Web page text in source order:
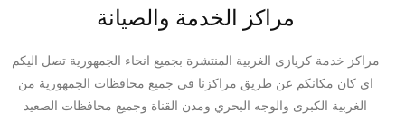
مراكز الخدمة والصيانة
مراكز خدمة كريازى الغربية المنتشرة بجميع انحاء الجمهورية تصل اليكم
اي كان مكانكم عن طريق مراكزنا في جميع محافظات الجمهورية من
الغربية الكبرى والوجه البحري ومدن القناة وجميع محافظات الصعيد